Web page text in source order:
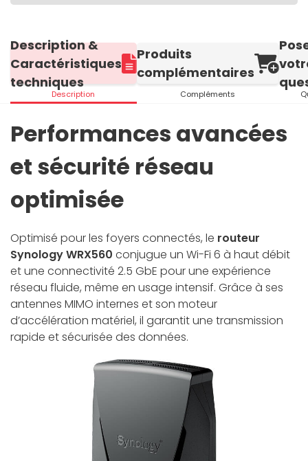
Description &
Caractéristiques
techniques
Description
Produits
complémentaires
Compléments
Performances avancées
et sécurité réseau
optimisée
Optimisé pour les foyers connectés, le routeur
Synology WRX560 conjugue un Wi-Fi 6 à haut débit
et une connectivité 2.5 GbE pour une expérience
réseau fluide, même en usage intensif. Grâce à ses
antennes MIMO internes et son moteur
d’accélération matériel, il garantit une transmission
rapide et sécurisée des données.